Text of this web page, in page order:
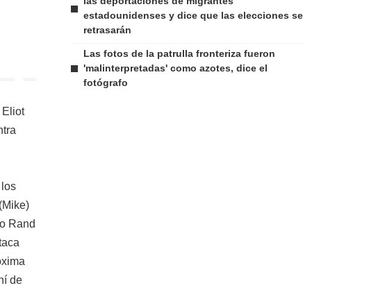
Eliot
Rand
de
estadounidenses y dice que las elecciones se
retrasarán
Las fotos de la patrulla fronteriza fueron
'malinterpretadas' como azotes, dice el
fotógrafo